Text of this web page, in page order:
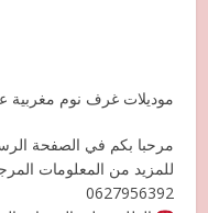
موديلات غرف نوم مغربية
مرحبا بكم في الصفحة
للمزيد من المعلومات
0627956392